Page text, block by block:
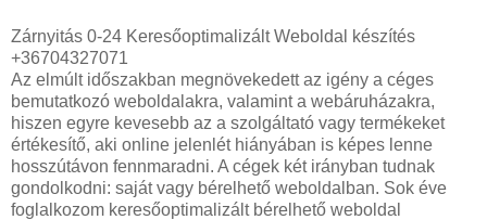
Zárnyitás 0-24 Keresőoptimalizált Weboldal készítés
+36704327071
Az elmúlt időszakban megnövekedett az igény a céges
bemutatkozó weboldalakra, valamint a webáruházakra,
hiszen egyre kevesebb az a szolgáltató vagy termékeket
értékesítő, aki online jelenlét hiányában is képes lenne
hosszútávon fennmaradni. A cégek két irányban tudnak
gondolkodni: saját vagy bérelhető weboldalban. Sok éve
foglalkozom keresőoptimalizált bérelhető weboldal